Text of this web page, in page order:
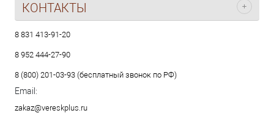
КОНТАКТЫ
8 831 413-91-20
8 952 444-27-90
8 (800) 201-03-93 (бесплатный звонок по РФ)
Email:
zakaz@vereskplus.ru